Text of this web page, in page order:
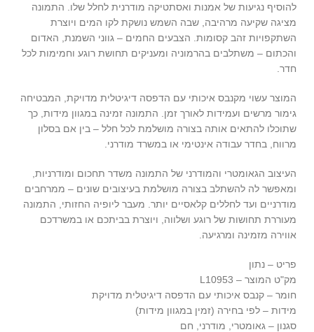
להוסיף נגיעות של אמנות ואסתטיקה מודרנית לחלל שלו. התמונה
מציגה שקיעה מרהיבה, שבה השמש נושקת לקו המים ויוצרת
השתקפויות זהב קסומות. הצבעים החמים – גווני השמנת, האדום
והכתום – משתלבים בהרמוניה ומעניקים תחושת רוגע וחמימות לכל
חדר.
המוצר עשוי מקנבס איכותי עם הדפסה דיגיטלית מדויקת, המבטיחה
גימור מרשים ועמידות לאורך זמן. התמונה זמינה במגוון מידות, כך
שתוכלו להתאים אותה בצורה מושלמת לכל חלל – בין אם בסלון
מרווח, בחדר עבודה אינטימי או במשרד מודרני.
העיצוב הגאומטרי והמודרני של התמונה משדר תחכום ומודרניות,
ומאפשר לה להשתלב בצורה מושלמת בעיצובים שונים – ממרחבים
מודרניים ועד לחללים קלאסיים יותר. מעבר ליופיה החזותי, התמונה
מעוררת תחושות של רוגע ושלווה, ויוצרת בביתכם או במשרדכם
אווירה מזמינה ומרגיעה.
פריט – נתון
מק"ט המוצר – L10953
חומר – קנבס איכותי עם הדפסה דיגיטלית מדויקת
מידות – לפי בחירה (זמין במגוון מידות)
סגנון – גאומטרי, מודרני, חם